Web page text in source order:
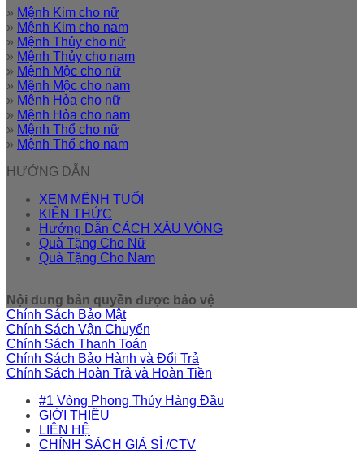
» Mệnh Kim cho nữ
» Mệnh Kim cho nam
» Mệnh Thủy cho nữ
» Mệnh Thủy cho nam
» Mệnh Mộc cho nữ
» Mệnh Mộc cho nam
» Mệnh Hỏa cho nữ
» Mệnh Hỏa cho nam
» Mệnh Thổ cho nữ
» Mệnh Thổ cho nam
HƯỚNG DẪN
XEM MỆNH TUỔI
KIẾN THỨC
Hướng Dẫn CÁCH XÂU VÒNG
Quà Tặng Cho Nữ
Quà Tặng Cho Nam
Nội dung bản quyền được bảo vệ
Chính Sách Bảo Mật
Chính Sách Vận Chuyển
Chính Sách Thanh Toán
Chính Sách Bảo Hành và Đổi Trả
Chính Sách Hoàn Trả và Hoàn Tiền
#1 Vòng Phong Thủy Hàng Đầu
GIỚI THIỆU
LIÊN HỆ
CHÍNH SÁCH GIÁ SỈ /CTV